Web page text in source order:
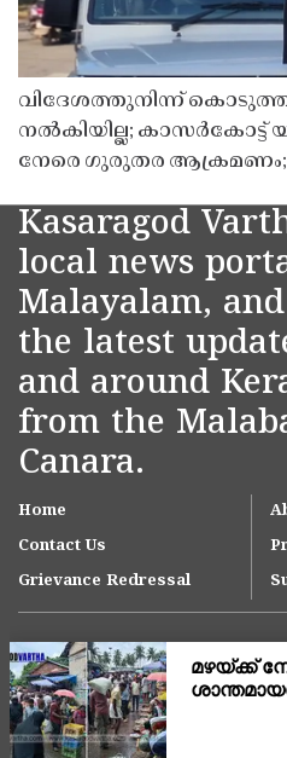
വിദേശത്തുനിന്ന്
നൽകിയില്ല; കാസർകോട്ട്
നേരെ ഗുരുതര ആക്രമണം;
Kasaragod
local news
Malayalam,
the latest
and around
from the
Canara.
Home
Contact Us
Grievance Redressal
സ്കൂൾ